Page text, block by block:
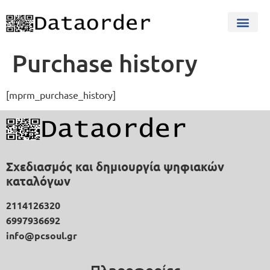
Purchase history
[mprm_purchase_history]
Σχεδιασμός και δημιουργία ψηφιακών
καταλόγων
2114126320
6997936692
info@pcsoul.gr